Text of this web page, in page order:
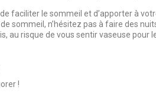
faciliter le sommeil et d’apporter à
sommeil, n’hésitez pas à faire des
au risque de vous sentir vaseuse pour
!